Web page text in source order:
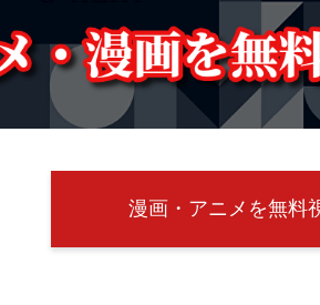
漫画・アニメを無料